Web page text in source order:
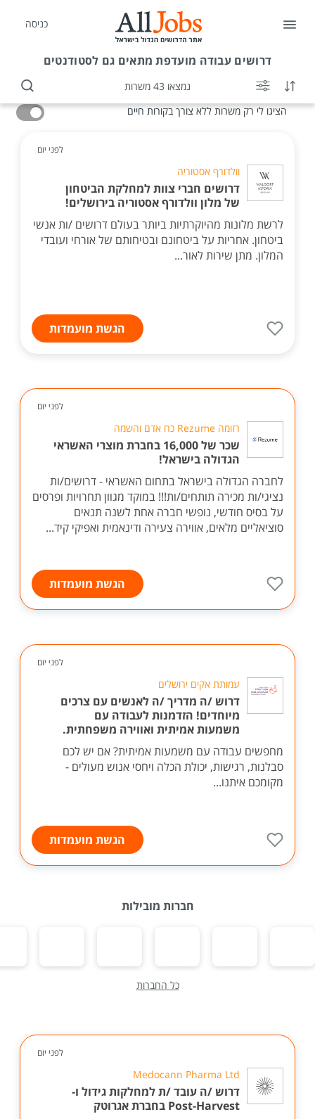
כניסה
דרושים עבודה מועדפת מתאים גם לסטודנטים
נמצאו 43 משרות
הציגו לי רק משרות ללא צורך בקורות חיים
לפני יום
וולדורף אסטוריה
דרושים חברי צוות למחלקת הביטחון
של מלון וולדורף אסטוריה בירושלים!
לרשת מלונות מהיוקרתיות ביותר בעולם דרושים /ות אנשי
ביטחון. אחריות על ביטחונם ובטיחותם של אורחי ועובדי
המלון. מתן שירות לאור...
הגשת מועמדות
לפני יום
רזומה Rezume כח אדם והשמה
שכר של 16,000 בחברת מוצרי האשראי
הגדולה בישראל!
לחברה הגדולה בישראל בתחום האשראי - דרושים/ות
נציגי/ות מכירה תותחים/ות!!! במוקד מגוון תחרויות ופרסים
על בסיס חודשי, נופשי חברה אחת לשנה תנאים
סוציאליים מלאים, אווירה צעירה ודינאמית ואפיקי קיד...
הגשת מועמדות
לפני יום
עמותת אקים ירושלים
דרוש /ה מדריך /ה לאנשים עם צרכים
מיוחדים! הזדמנות לעבודה עם
משמעות אמיתית ואווירה משפחתית.
מחפשים עבודה עם משמעות אמיתית? אם יש לכם
סבלנות, רגישות, יכולת הכלה ויחסי אנוש מעולים -
מקומכם איתנו...
הגשת מועמדות
חברות מובילות
כל החברות
לפני יום
Medocann Pharma Ltd
דרוש /ה עובד /ת למחלקות גידול ו-
Post-Harvest בחברת אגרוטק